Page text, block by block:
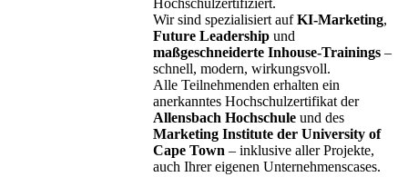
Wir sind spezialisiert aufKI-Marketing,
Future Leadership und
maßgeschneiderte Inhouse-Trainings –
schnell, modern, wirkungsvoll.
Alle Teilnehmenden erhalten ein
anerkanntes Hochschulzertifikat der
Allensbach Hochschule und des
Marketing Institute der University of
Cape Town – inklusive aller Projekte,
auch Ihrer eigenen Unternehmenscases.